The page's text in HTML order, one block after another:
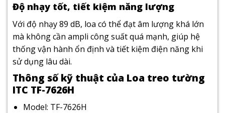
Độ nhạy tốt, tiết kiệm năng lượng
Với độ nhạy 89 dB, loa có thể đạt âm lượng khá lớn
mà không cần ampli công suất quá mạnh, giúp hệ
thống vận hành ổn định và tiết kiệm điện năng khi
sử dụng lâu dài.
Thông số kỹ thuật của Loa treo tường
ITC TF-7626H
Model: TF-7626H